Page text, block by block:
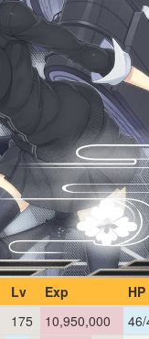
Lv Exp
HP
175 10,950,000